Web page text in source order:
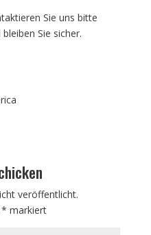
Sie uns bitte
Sie sicher.
veröffentlicht.
* markiert